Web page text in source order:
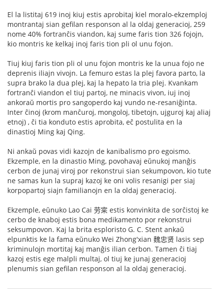
El la listitaj 619 inoj kiuj estis aprobitaj kiel moralo-ekzemploj
montrantaj sian gefilan responson al la oldaj generacioj, 259
nome 40% fortranĉis viandon, kaj sume faris tion 326 fojojn,
kio montris ke kelkaj inoj faris tion pli ol unu fojon.
Tiuj kiuj faris tion pli ol unu fojon montris ke la unua fojo ne
deprenis iliajn vivojn. La femuro estas la plej favora parto, la
supra brako la dua plej, kaj la hepato la tria plej. Kvankam
fortranĉi viandon el tiuj partoj, ne minacis vivon, iuj inoj
ankoraŭ mortis pro sangoperdo kaj vundo ne-resaniĝinta.
Inter ĉinoj (krom manĉuroj, mongoloj, tibetojn, ujguroj kaj aliaj
etnoj) , ĉi tia konduto estis aprobita, eĉ postulita en la
dinastioj Ming kaj Qing.
Ni ankaŭ povas vidi kazojn de kanibalismo pro egoismo.
Ekzemple, en la dinastio Ming, povohavaj eŭnukoj manĝis
cerbon de junaj viroj por rekonstrui sian sekumpovon, kio tute
ne samas kun la supraj kazoj ke oni volis resanigi per siaj
korpopartoj siajn familianojn en la oldaj generacioj.
Ekzemple, eŭnuko Lao Cai 劳寀 estis konvinkita de sorĉistoj ke
cerbo de knaboj estis bona medikamento por rekonstrui
seksumpovon. Kaj la brita esploristo G. C. Stent ankaŭ
elpunktis ke la fama eŭnuko Wei Zhong'xian 魏忠贤 lasis sep
kriminulojn mortitaj kaj manĝis ilian cerbon. Tamen ĉi tiaj
kazoj estis ege malpli multaj, ol tiuj ke junaj generacioj
plenumis sian gefilan responson al la oldaj generacioj.